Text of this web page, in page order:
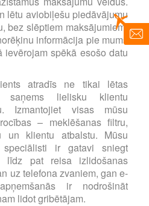
lētu aviobiļešu piedāvājumu
bez slēptiem maksājumiem.
informācija pie mums
ievērojam spēkā esošo datu
atradīs ne tikai lētas
lielisku klientu
Izmantojiet visas mūsu
– meklēšanas filtru,
un klientu atbalstu. Mūsu
speciālisti ir gatavi sniegt
līdz pat reisa izlidošanas
uz telefona zvaniem, gan e-
ir nodrošināt
lidot gribētājam.